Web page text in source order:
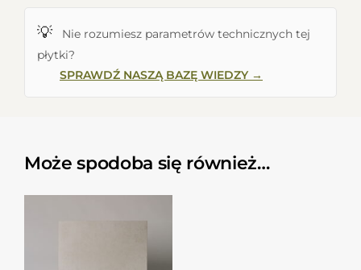
💡
Nie rozumiesz parametrów technicznych tej
płytki?
SPRAWDŹ NASZĄ BAZĘ WIEDZY →
Może spodoba się również…